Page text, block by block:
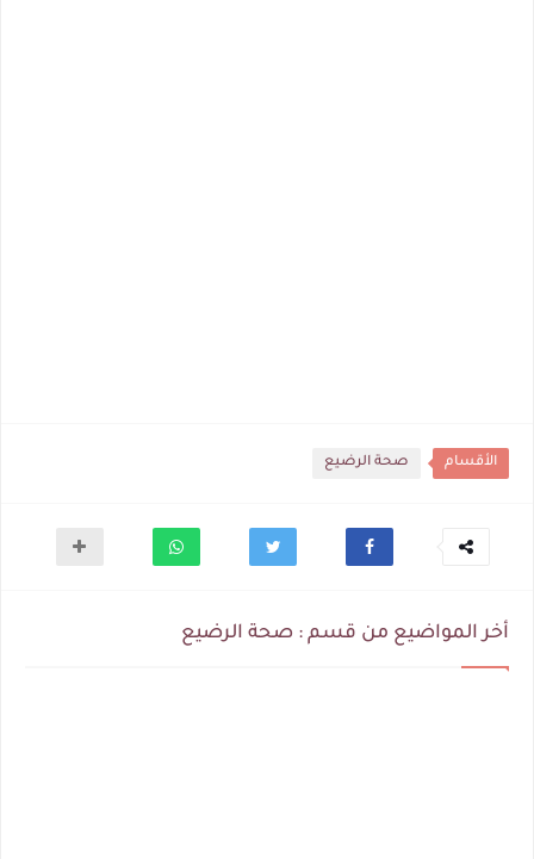
الأقسام صحة الرضيع
أخر المواضيع من قسم : صحة الرضيع